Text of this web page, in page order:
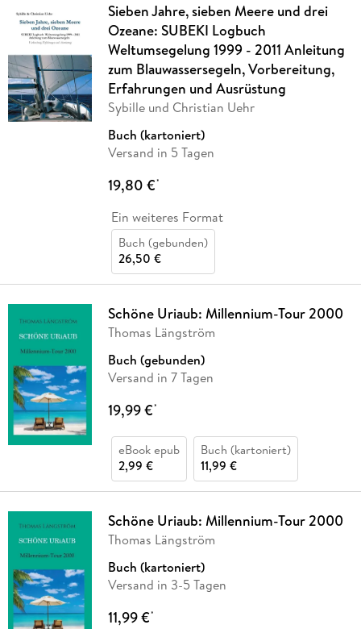
Sieben Jahre, sieben Meere und drei
Ozeane: SUBEKI Logbuch
Weltumsegelung 1999 - 2011 Anleitung
zum Blauwassersegeln, Vorbereitung,
Erfahrungen und Ausrüstung
Sybille und Christian Uehr
Buch (kartoniert)
Versand in 5 Tagen
19,80 €*
Ein weiteres Format
Buch (gebunden)
26,50 €
Schöne Uriaub: Millennium-Tour 2000
Thomas Längström
Buch (gebunden)
Versand in 7 Tagen
19,99 €*
eBook epub
2,99 €
Buch (kartoniert)
11,99 €
Schöne Uriaub: Millennium-Tour 2000
Thomas Längström
Buch (kartoniert)
Versand in 3-5 Tagen
11,99 €*